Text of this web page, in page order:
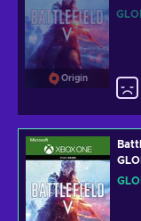
Origin